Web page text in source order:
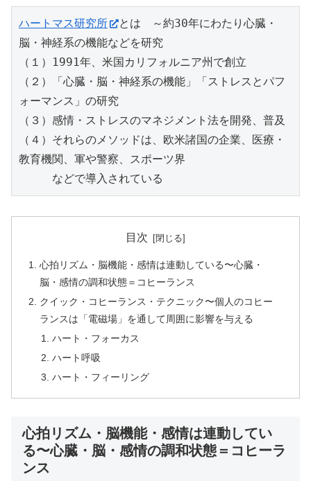
ハートマス研究所
とは　～約30年にわたり心臓・
脳・神経系の機能などを研究
（１）1991年、米国カリフォルニア州で創立
（２）「心臓・脳・神経系の機能」「ストレスとパフ
ォーマンス」の研究
（３）感情・ストレスのマネジメント法を開発、普及
（４）それらのメソッドは、欧米諸国の企業、医療・
教育機関、軍や警察、スポーツ界
などで導入されている
目次
心拍リズム・脳機能・感情は連動している〜心臓・
脳・感情の調和状態＝コヒーランス
クイック・コヒーランス・テクニック〜個人のコヒー
ランスは「電磁場」を通して周囲に影響を与える
ハート・フォーカス
ハート呼吸
ハート・フィーリング
心拍リズム・脳機能・感情は連動してい
る〜心臓・脳・感情の調和状態＝コヒーラ
ンス